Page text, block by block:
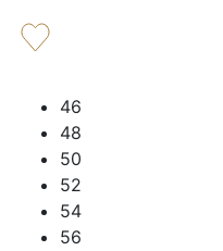
46
48
50
52
54
56